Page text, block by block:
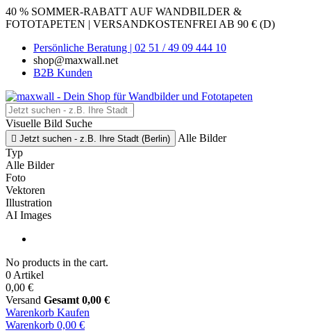
40 % SOMMER-RABATT AUF WANDBILDER &
FOTOTAPETEN | VERSANDKOSTENFREI AB 90 € (D)
Persönliche Beratung | 02 51 / 49 09 444 10
shop@maxwall.net
B2B Kunden
Visuelle Bild Suche
 Jetzt suchen - z.B. Ihre Stadt (Berlin)
Alle Bilder
Typ
Alle Bilder
Foto
Vektoren
Illustration
AI Images
No products in the cart.
0 Artikel
0,00 €
Versand Gesamt 0,00 €
Warenkorb Kaufen
Warenkorb 0,00 €